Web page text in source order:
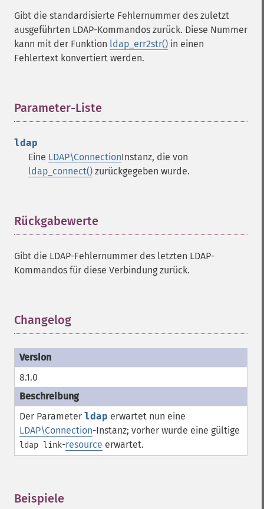
Gibt die standardisierte Fehlernummer des zuletzt
ausgeführten LDAP-Kommandos zurück. Diese Nummer
kann mit der Funktion ldap_err2str() in einen
Fehlertext konvertiert werden.
Parameter-Liste
ldap
Eine LDAP\ConnectionInstanz, die von
ldap_connect() zurückgegeben wurde.
Rückgabewerte
Gibt die LDAP-Fehlernummer des letzten LDAP-
Kommandos für diese Verbindung zurück.
Changelog
8.1.0
Der Parameter ldap erwartet nun eine
LDAP\Connection-Instanz; vorher wurde eine gültige
ldap link-resource erwartet.
Beispiele